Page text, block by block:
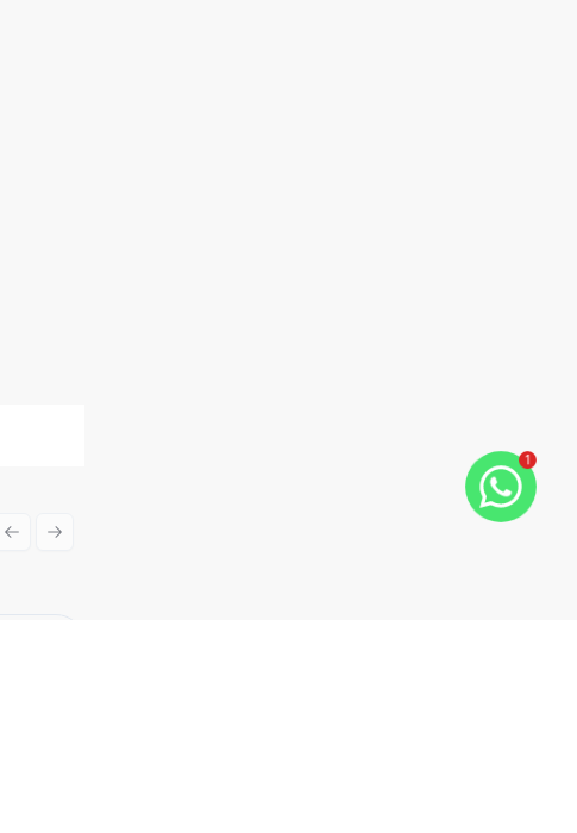
Previous slide
Next slide
1